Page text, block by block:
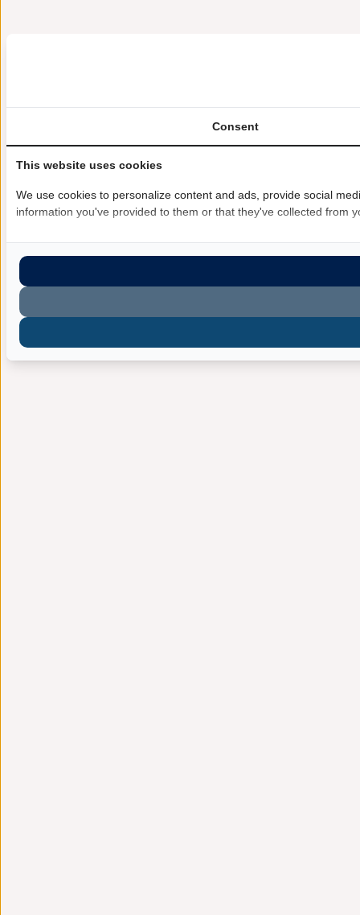
Consent
This website uses cookies
We use cookies to personalize content and ads, provide social
information you've provided to them or that they've collected from